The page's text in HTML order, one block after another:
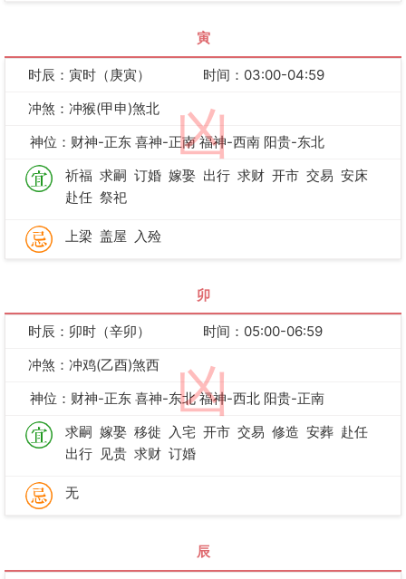
寅
凶
时辰：寅时（庚寅）
时间：03:00-04:59
冲煞：冲猴(甲申)煞北
神位：财神-正东 喜神-正南 福神-西南 阳贵-东北
祈福 求嗣 订婚 嫁娶 出行 求财 开市 交易 安床
赴任 祭祀
上梁 盖屋 入殓
卯
凶
时辰：卯时（辛卯）
时间：05:00-06:59
冲煞：冲鸡(乙酉)煞西
神位：财神-正东 喜神-东北 福神-西北 阳贵-正南
求嗣 嫁娶 移徙 入宅 开市 交易 修造 安葬 赴任
出行 见贵 求财 订婚
无
辰